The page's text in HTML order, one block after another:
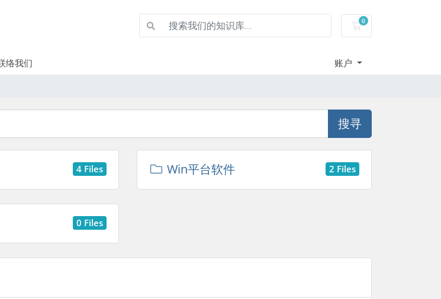
0
服务器租用-购物车
络我们 账户
搜寻
4 Files Win平台软件 2 Files
0 Files